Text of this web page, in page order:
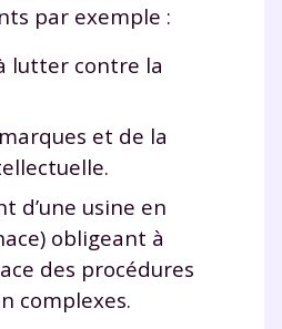
par exemple :
lutter contre la
et de la
d’une usine en
obligeant à
des procédures
complexes.